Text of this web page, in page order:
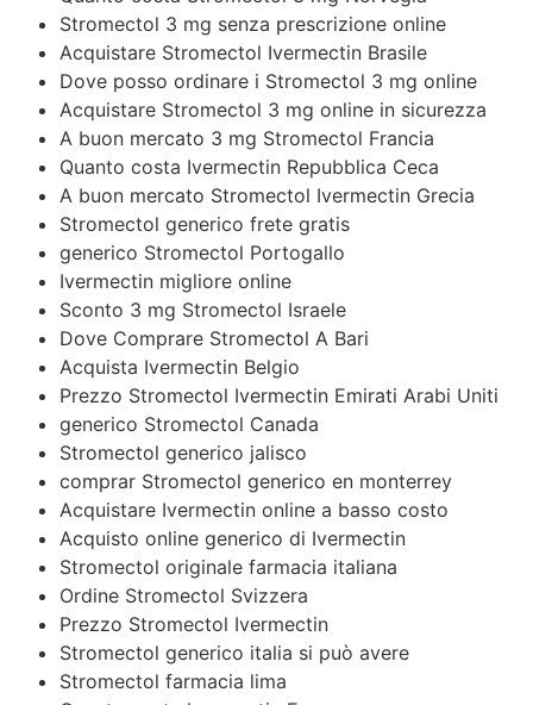
Stromectol 3 mg senza prescrizione online
Acquistare Stromectol Ivermectin Brasile
Dove posso ordinare i Stromectol 3 mg online
Acquistare Stromectol 3 mg online in sicurezza
A buon mercato 3 mg Stromectol Francia
Quanto costa Ivermectin Repubblica Ceca
A buon mercato Stromectol Ivermectin Grecia
Stromectol generico frete gratis
generico Stromectol Portogallo
Ivermectin migliore online
Sconto 3 mg Stromectol Israele
Dove Comprare Stromectol A Bari
Acquista Ivermectin Belgio
Prezzo Stromectol Ivermectin Emirati Arabi Uniti
generico Stromectol Canada
Stromectol generico jalisco
comprar Stromectol generico en monterrey
Acquistare Ivermectin online a basso costo
Acquisto online generico di Ivermectin
Stromectol originale farmacia italiana
Ordine Stromectol Svizzera
Prezzo Stromectol Ivermectin
Stromectol generico italia si può avere
Stromectol farmacia lima